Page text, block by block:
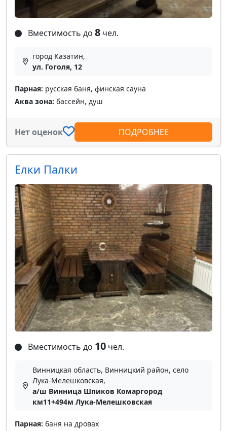
Вместимость до 8 чел.
город Казатин,
ул. Гоголя, 12
Парная: русская баня, финская сауна
Аква зона: бассейн, душ
Нет оценок ПОДРОБНЕЕ
Елки Палки
Вместимость до 10 чел.
Винницкая область, Винницкий район, село
Лука-Мелешковская,
а/ш Винница Шпиков Комаргород
км11+494м Лука-Мелешковская
Парная: баня на дровах